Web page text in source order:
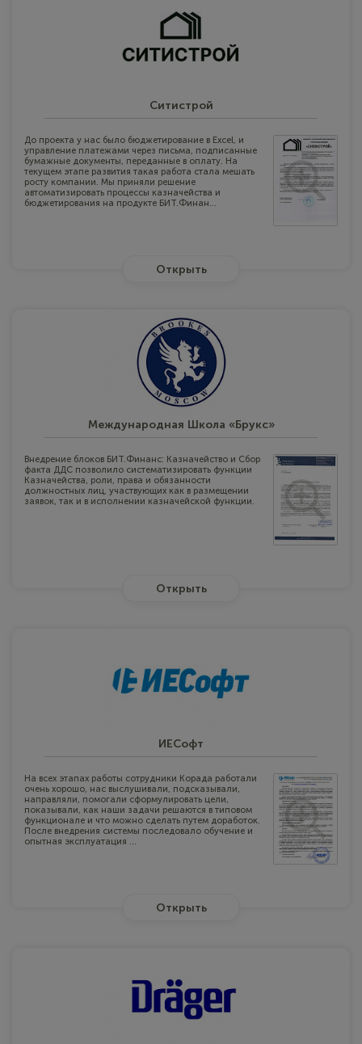
Ситистрой
До проекта у нас было бюджетирование в Ехсеl, и
управление платежами через письма, подписанные
бумажные документы, переданные в оплату. На
текущем этапе развития такая работа стала мешать
росту компании. Мы приняли решение
автоматизировать процессы казначейства и
бюджетирования на продукте БИТ.Финан...
Открыть
Международная Школа «Брукс»
Внедрение блоков БИТ.Финанс: Казначейство и Сбор
факта ДДС позволило систематизировать функции
Казначейства, роли, права и обязанности
должностных лиц, участвующих как в размещении
заявок, так и в исполнении казначейской функции.
Открыть
ИЕСофт
На всех этапах работы сотрудники Корада работали
очень хорошо, нас выслушивали, подсказывали,
направляли, помогали сформулировать цели,
показывали, как наши задачи решаются в типовом
функционале и что можно сделать путем доработок.
После внедрения системы последовало обучение и
опытная эксплуатация ...
Открыть